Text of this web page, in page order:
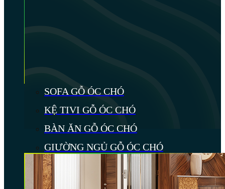
SOFA GỖ ÓC CHÓ
KỆ TIVI GỖ ÓC CHÓ
BÀN ĂN GỖ ÓC CHÓ
GIƯỜNG NGỦ GỖ ÓC CHÓ